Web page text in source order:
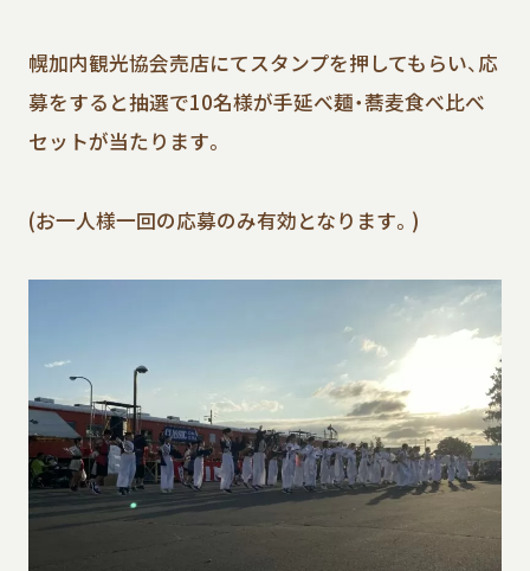
幌加内観光協会売店にてスタンプを押してもらい、応
募をすると抽選で10名様が手延べ麺・蕎麦食べ比べ
セットが当たります。
(お一人様一回の応募のみ有効となります。)